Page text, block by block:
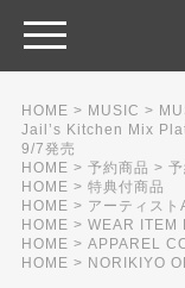
HOME > MUSIC >
Jail’s Kitchen Mix
9/7発売
HOME > 予約商品 >
HOME > 特典付商品
HOME > アーティスト
HOME > WEAR ITEM
HOME > APPAREL
HOME > NORIKIYO